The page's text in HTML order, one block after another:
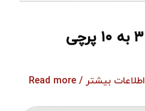
اطلاعات بیشتر / Read more